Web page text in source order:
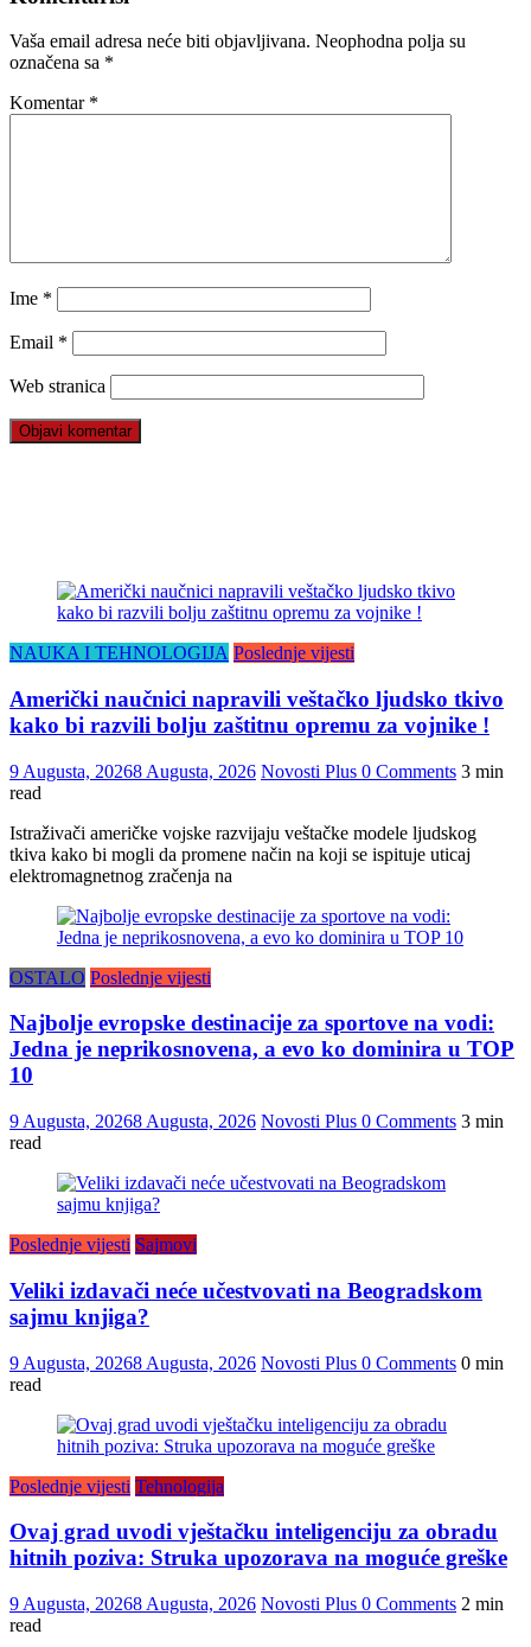
Vaša email adresa neće biti objavljivana. Neophodna polja su
označena sa *
Komentar *
Ime *
Email *
Web stranica
NAUKA I TEHNOLOGIJA Poslednje vijesti
Američki naučnici napravili veštačko ljudsko tkivo
kako bi razvili bolju zaštitnu opremu za vojnike !
9 Augusta, 20268 Augusta, 2026 Novosti Plus 0 Comments 3 min
read
Istraživači američke vojske razvijaju veštačke modele ljudskog
tkiva kako bi mogli da promene način na koji se ispituje uticaj
elektromagnetnog zračenja na
OSTALO Poslednje vijesti
Najbolje evropske destinacije za sportove na vodi:
Jedna je neprikosnovena, a evo ko dominira u TOP
10
9 Augusta, 20268 Augusta, 2026 Novosti Plus 0 Comments 3 min
read
Poslednje vijesti Sajmovi
Veliki izdavači neće učestvovati na Beogradskom
sajmu knjiga?
9 Augusta, 20268 Augusta, 2026 Novosti Plus 0 Comments 0 min
read
Poslednje vijesti Tehnologija
Ovaj grad uvodi vještačku inteligenciju za obradu
hitnih poziva: Struka upozorava na moguće greške
9 Augusta, 20268 Augusta, 2026 Novosti Plus 0 Comments 2 min
read